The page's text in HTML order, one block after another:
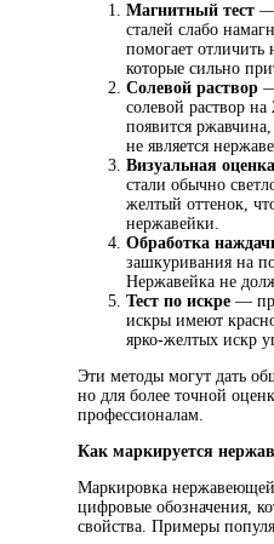
Магнитный тест —
сталей слабо
помогает отличить
которые сильно
Солевой раствор
солевой раствор
появится
не является
Визуальная оценка
стали обычно
желтый оттенок,
нержавейки.
Обработка
зашкуривания на
Нержавейка не
Тест по искре —
искры имеют
ярко-желтых искр
Эти методы могут дать
но для более точной
профессионалам.
Как маркируется
Маркировка
цифровые обозначения,
свойства. Примеры